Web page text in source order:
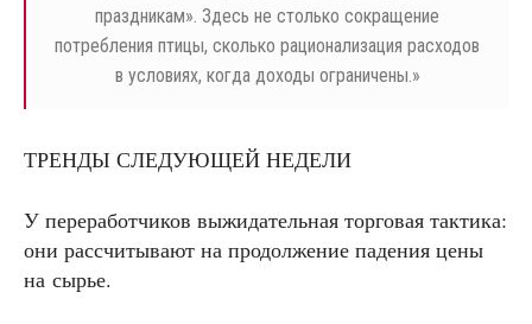
праздникам». Здесь не столько сокращение
потребления птицы, сколько рационализация расходов
в условиях, когда доходы ограничены.»
ТРЕНДЫ СЛЕДУЮЩЕЙ НЕДЕЛИ
У переработчиков выжидательная торговая тактика:
они рассчитывают на продолжение падения цены
на сырье.